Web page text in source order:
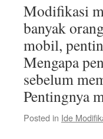
Modifikasi
banyak
mobil,
Mengapa
sebelum
Pentingnya
Posted in Ide